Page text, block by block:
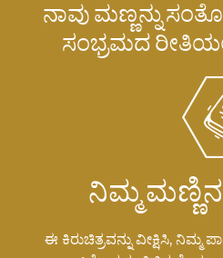
ನಾವು ಮಣ್ಣನ್ನು
ಸಂಭ್ರಮದ
ನಿಮ್ಮ
ಈ ಕಿರುಚಿತ್ರವನ್ನು ವೀಕ್ಷಿಸಿ,